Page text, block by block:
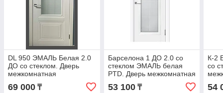
DL 950 ЭМАЛЬ Белая 2.0
ДО со стеклом. Дверь
межкомнатная
69 000 ₸
Барселона 1 ДО 2.0 со
стеклом ЭМАЛЬ белая
PTD. Дверь межкомнатная
53 100₸
К-2
со
54